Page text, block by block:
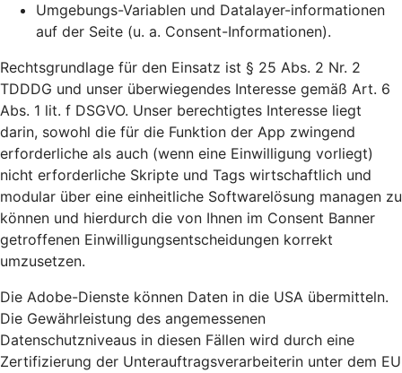
Umgebungs-Variablen und Datalayer-informationen
auf der Seite (u. a. Consent-Informationen).
Rechtsgrundlage für den Einsatz ist § 25 Abs. 2 Nr. 2
TDDDG und unser überwiegendes Interesse gemäß Art. 6
Abs. 1 lit. f DSGVO. Unser berechtigtes Interesse liegt
darin, sowohl die für die Funktion der App zwingend
erforderliche als auch (wenn eine Einwilligung vorliegt)
nicht erforderliche Skripte und Tags wirtschaftlich und
modular über eine einheitliche Softwarelösung managen zu
können und hierdurch die von Ihnen im Consent Banner
getroffenen Einwilligungsentscheidungen korrekt
umzusetzen.
Die Adobe-Dienste können Daten in die USA übermitteln.
Die Gewährleistung des angemessenen
Datenschutzniveaus in diesen Fällen wird durch eine
Zertifizierung der Unterauftragsverarbeiterin unter dem EU